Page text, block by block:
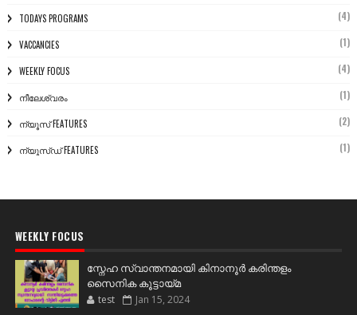
TODAYS PROGRAMS (4)
VACCANCIES (1)
WEEKLY FOCUS (4)
നീലേശ്വരം (1)
ന്യൂസ് FEATURES (2)
ന്യൂസ്ഡ് FEATURES (1)
WEEKLY FOCUS
സ്നേഹ സ്വാന്തനമായി കിനാനൂർ കരിന്തളം
സൈനിക കൂട്ടായ്മ
test Jan 15, 2024